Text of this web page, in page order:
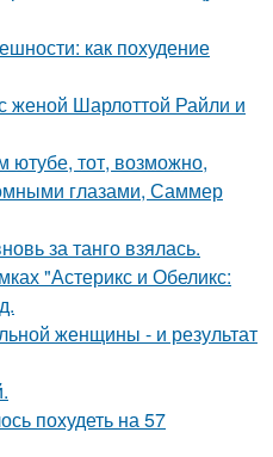
как похудение
женой Шарлоттой Райли и
ютубе, тот, возможно,
глазами, Саммер
за танго взялась.
"Астерикс и Обеликс:
женщины - и результат
похудеть на 57